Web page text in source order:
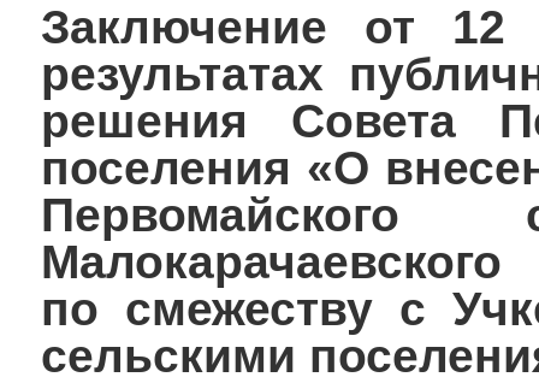
Заключение от
результатах
решения Совета
поселения «О
Первомайского
по смежеству с
сельскими